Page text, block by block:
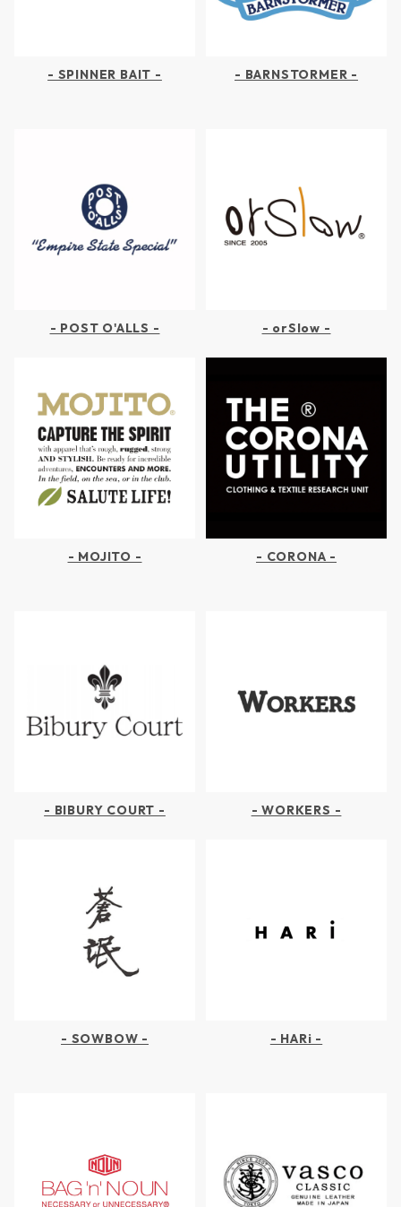
- SPINNER BAIT - - BARNSTORMER -
- POST O'ALLS - - orSlow -
- MOJITO - - CORONA -
- BIBURY COURT - - WORKERS -
- SOWBOW - - HARi -